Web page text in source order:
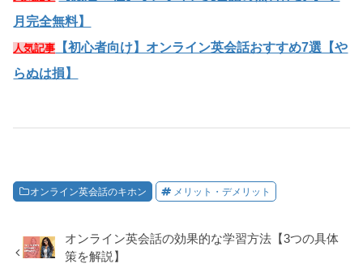
月完全無料】
人気記事 【初心者向け】オンライン英会話おすすめ7選【や
らぬは損】
オンライン英会話のキホン メリット・デメリット
オンライン英会話の効果的な学習方法【3つの具体
策を解説】